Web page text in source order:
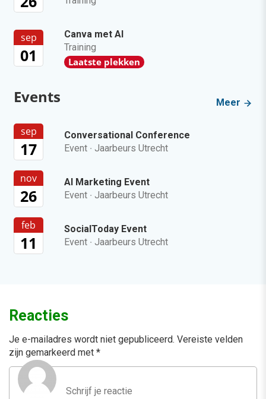
sep
01
Canva met AI
Training
Laatste plekken
Events Meer
sep
17
Conversational Conference
Event · Jaarbeurs Utrecht
nov
26
AI Marketing Event
Event · Jaarbeurs Utrecht
feb
11
SocialToday Event
Event · Jaarbeurs Utrecht
Reacties
Je e-mailadres wordt niet gepubliceerd. Vereiste velden
zijn gemarkeerd met *